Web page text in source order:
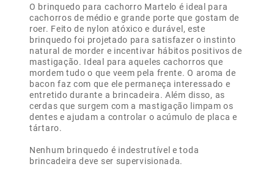
O brinquedo para cachorro Martelo é ideal para
cachorros de médio e grande porte que gostam de
roer. Feito de nylon atóxico e durável, este
brinquedo foi projetado para satisfazer o instinto
natural de morder e incentivar hábitos positivos de
mastigação. Ideal para aqueles cachorros que
mordem tudo o que veem pela frente. O aroma de
bacon faz com que ele permaneça interessado e
entretido durante a brincadeira. Além disso, as
cerdas que surgem com a mastigação limpam os
dentes e ajudam a controlar o acúmulo de placa e
tártaro.
Nenhum brinquedo é indestrutível e toda
brincadeira deve ser supervisionada.